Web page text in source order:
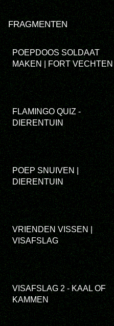
FRAGMENTEN
POEPDOOS SOLDAAT
MAKEN | FORT VECHTEN
FLAMINGO QUIZ -
DIERENTUIN
POEP SNUIVEN |
DIERENTUIN
VRIENDEN VISSEN |
VISAFSLAG
VISAFSLAG 2 - KAAL OF
KAMMEN